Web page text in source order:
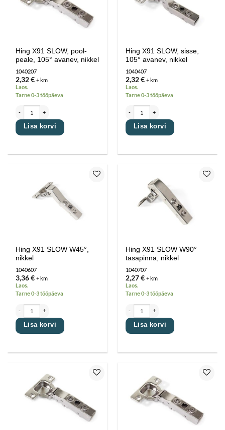
Hing X91 SLOW, pool-
peale, 105° avanev, nikkel
1040207
2,32€ + km
Laos.
Tarne 0-3 tööpäeva
Lisa korvi
Hing X91 SLOW, sisse,
105° avanev, nikkel
1040407
2,32€ + km
Laos.
Tarne 0-3 tööpäeva
Lisa korvi
Hing X91 SLOW W45°,
nikkel
1040607
3,36€ + km
Laos.
Tarne 0-3 tööpäeva
Lisa korvi
Hing X91 SLOW W90°
tasapinna, nikkel
1040707
2,27€ + km
Laos.
Tarne 0-3 tööpäeva
Lisa korvi
lemmikutesse